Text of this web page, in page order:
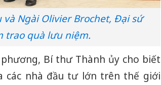
Ngài Olivier Brochet, Đại sứ
trao quà lưu niệm.
Bí thư Thành ủy cho biết
các nhà đầu tư lớn trên thế giới